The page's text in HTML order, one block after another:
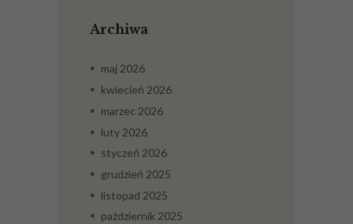
Archiwa
maj 2026
kwiecień 2026
marzec 2026
luty 2026
styczeń 2026
grudzień 2025
listopad 2025
październik 2025